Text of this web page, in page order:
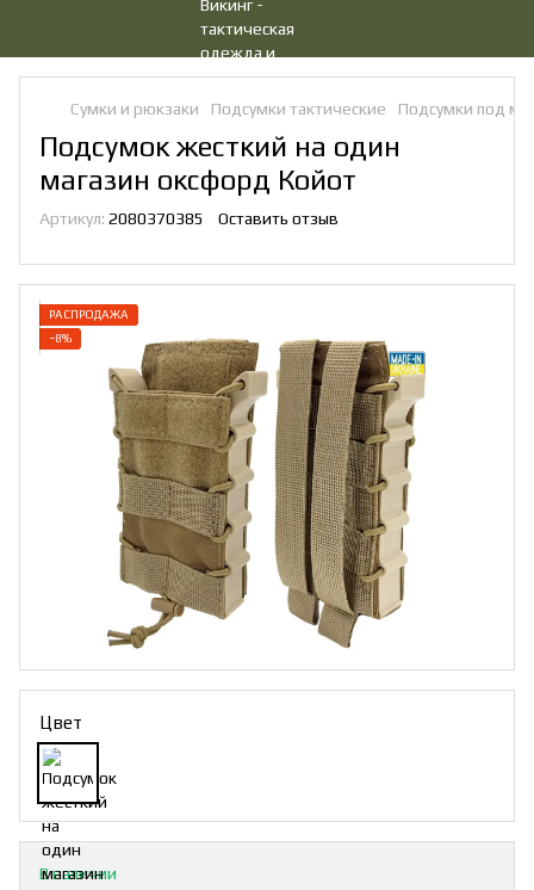
Сумки и рюкзаки Подсумки тактические Подсумки под
Подсумок жесткий на один
магазин оксфорд Койот
Артикул: 2080370385 Оставить отзыв
РАСПРОДАЖА
−8%
Цвет
В наличии